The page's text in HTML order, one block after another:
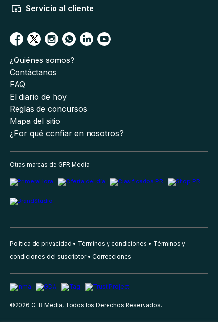
Servicio al cliente
¿Quiénes somos?
Contáctanos
FAQ
El diario de hoy
Reglas de concursos
Mapa del sitio
¿Por qué confiar en nosotros?
Otras marcas de GFR Media
Política de privacidad Términos y condiciones
Términos y
condiciones del suscriptor
Correcciones
©2026 GFR Media, Todos los Derechos Reservados.